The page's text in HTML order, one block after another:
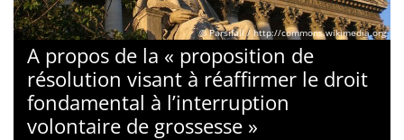
© Parsifall / http://commons.wikimedia.org
A propos de la « proposition de
résolution visant à réaffirmer le droit
fondamental à l’interruption
volontaire de grossesse »